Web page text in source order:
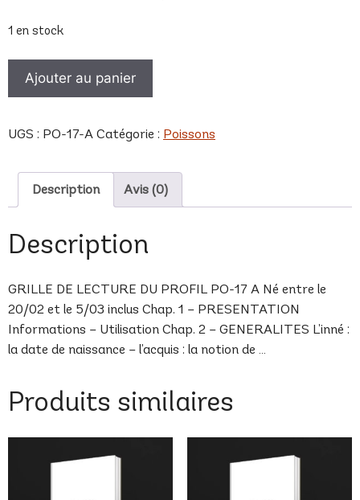
1 en stock
17
Ajouter au panier
UGS : PO-17-A Catégorie : Poissons
Description Avis (0)
Description
GRILLE DE LECTURE DU PROFIL PO-17 A Né entre le
20/02 et le 5/03 inclus Chap. 1 – PRESENTATION
Informations – Utilisation Chap. 2 – GENERALITES L’inné :
la date de naissance – l’acquis : la notion de …
Produits similaires